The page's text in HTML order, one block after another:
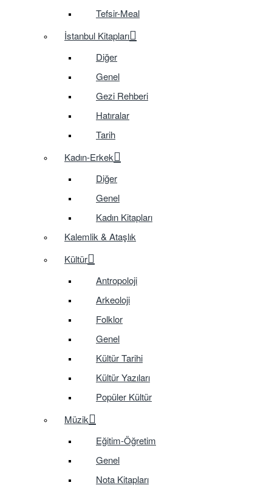
Tefsir-Meal
İstanbul Kitapları
Diğer
Genel
Gezi Rehberi
Hatıralar
Tarih
Kadın-Erkek
Diğer
Genel
Kadın Kitapları
Kalemlik & Ataşlık
Kültür
Antropoloji
Arkeoloji
Folklor
Genel
Kültür Tarihi
Kültür Yazıları
Popüler Kültür
Müzik
Eğitim-Öğretim
Genel
Nota Kitapları